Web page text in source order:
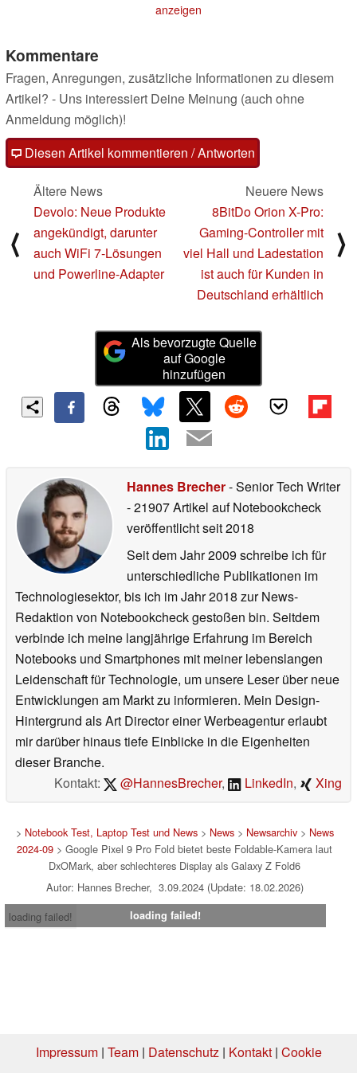
Preissenkung
anzeigen
Kommentare
Fragen, Anregungen, zusätzliche Informationen zu diesem
Artikel? - Uns interessiert Deine Meinung (auch ohne
Anmeldung möglich)!
Diesen Artikel kommentieren / Antworten
⟨
Ältere News
Devolo: Neue Produkte
angekündigt, darunter
auch WiFi 7-Lösungen
und Powerline-Adapter
Neuere News
8BitDo Orion X-Pro:
Gaming-Controller mit
viel Hall und Ladestation
ist auch für Kunden in
Deutschland erhältlich
⟩
Als bevorzugte Quelle
auf Google
hinzufügen
Hannes Brecher- Senior Tech Writer
- 21907 Artikel auf Notebookcheck
veröffentlichtseit 2018
Seit dem Jahr 2009 schreibe ich für
unterschiedliche Publikationen im
Technologiesektor, bis ich im Jahr 2018 zur News-
Redaktion von Notebookcheck gestoßen bin. Seitdem
verbinde ich meine langjährige Erfahrung im Bereich
Notebooks und Smartphones mit meiner lebenslangen
Leidenschaft für Technologie, um unsere Leser über neue
Entwicklungen am Markt zu informieren. Mein Design-
Hintergrund als Art Director einer Werbeagentur erlaubt
mir darüber hinaus tiefe Einblicke in die Eigenheiten
dieser Branche.
Kontakt:
@HannesBrecher, LinkedIn, Xing
> Notebook Test, Laptop Test und News> News> Newsarchiv> News
2024-09 > Google Pixel 9 Pro Fold bietet beste Foldable-Kamera laut
DxOMark, aber schlechteres Display als Galaxy Z Fold6
Autor: Hannes Brecher, 3.09.2024 (Update: 18.02.2026)
loading failed!
loading failed!
Impressum| Team| Datenschutz| Kontakt| Cookie